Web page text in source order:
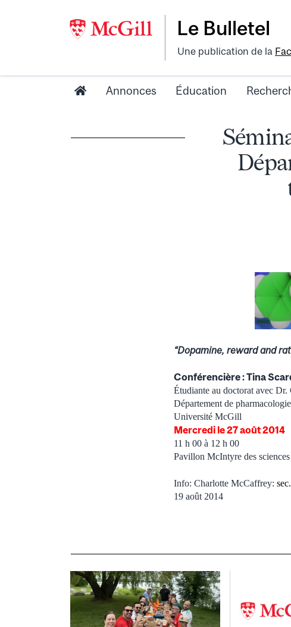
Le Bulletel
Une publication de la
Annonces Éducation
“Dopamine, reward and
Conférencière : Tina
Étudiante au doctorat avec Dr.
Département de
Université McGill
Mercredi le 27 août 2014
11 h 00 à 12 h 00
Pavillon McIntyre des
Info: Charlotte McCaffrey:
19 août 2014